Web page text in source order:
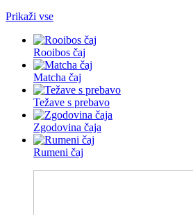
Prikaži vse
Rooibos čaj
Matcha čaj
Težave s prebavo
Zgodovina čaja
Rumeni čaj